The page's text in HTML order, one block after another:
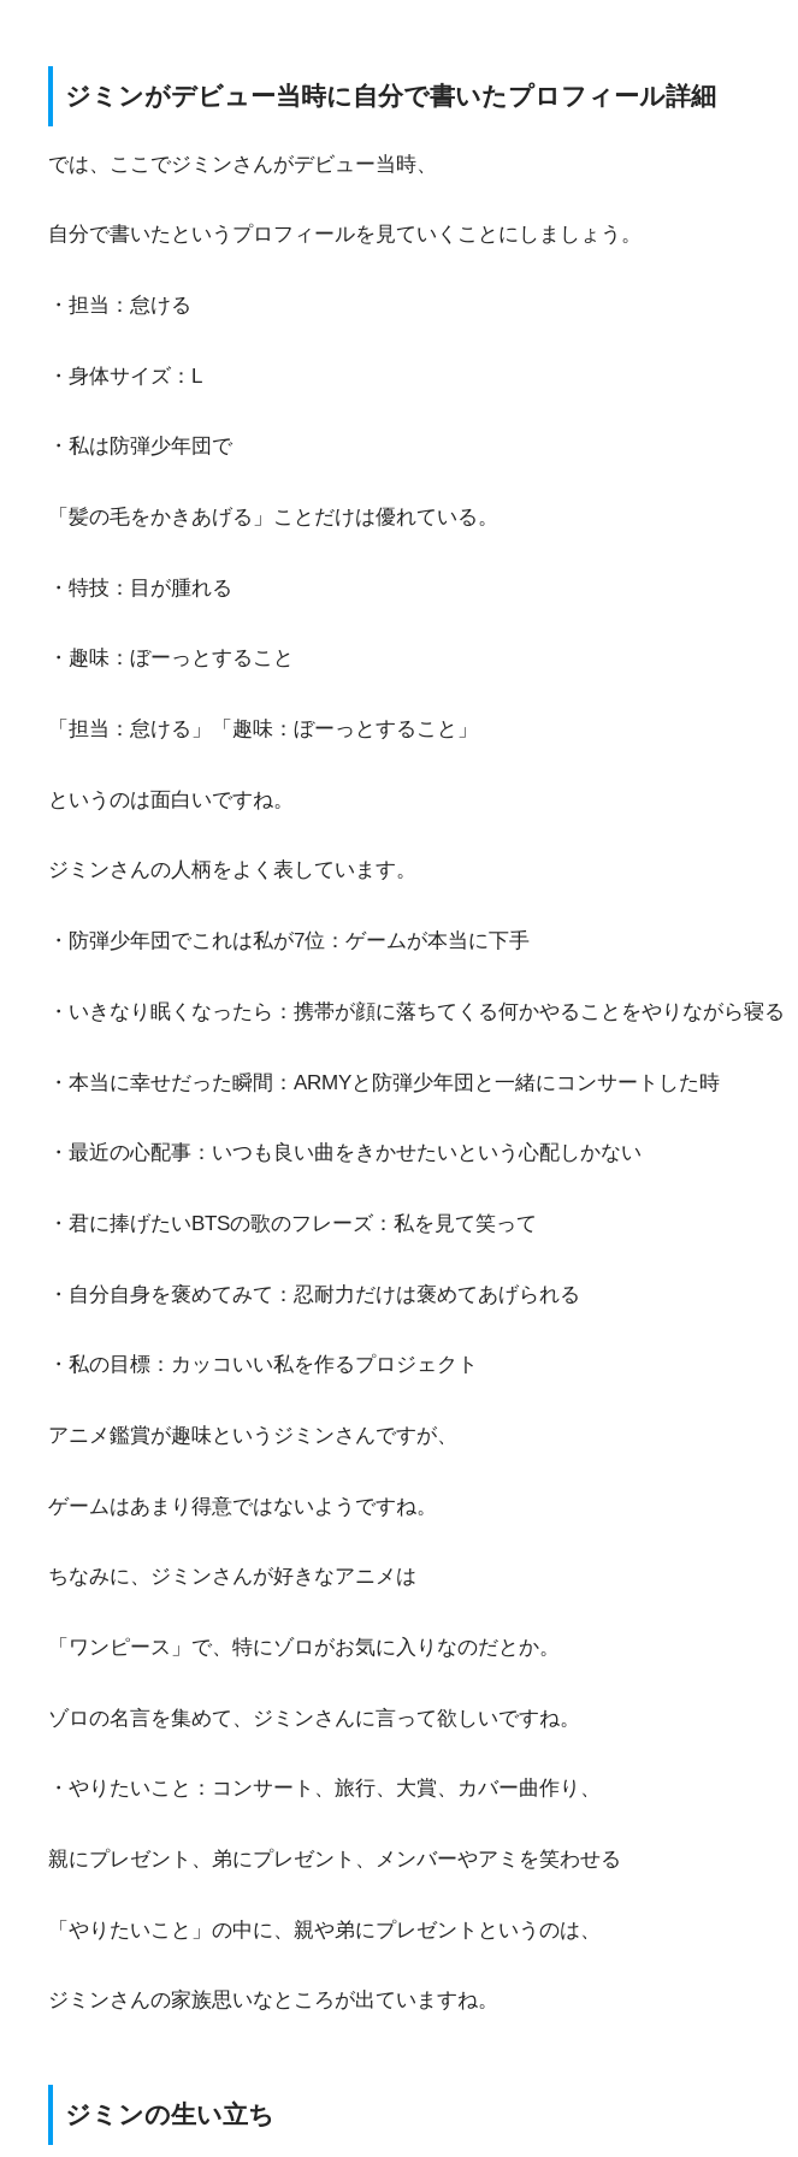
ジミンがデビュー当時に自分で書いたプロフィール詳細
では、ここでジミンさんがデビュー当時、
自分で書いたというプロフィールを見ていくことにしましょう。
・担当：怠ける
・身体サイズ：L
・私は防弾少年団で
「髪の毛をかきあげる」ことだけは優れている。
・特技：目が腫れる
・趣味：ぼーっとすること
「担当：怠ける」「趣味：ぼーっとすること」
というのは面白いですね。
ジミンさんの人柄をよく表しています。
・防弾少年団でこれは私が7位：ゲームが本当に下手
・いきなり眠くなったら：携帯が顔に落ちてくる何かやることをやりながら寝る
・本当に幸せだった瞬間：ARMYと防弾少年団と一緒にコンサートした時
・最近の心配事：いつも良い曲をきかせたいという心配しかない
・君に捧げたいBTSの歌のフレーズ：私を見て笑って
・自分自身を褒めてみて：忍耐力だけは褒めてあげられる
・私の目標：カッコいい私を作るプロジェクト
アニメ鑑賞が趣味というジミンさんですが、
ゲームはあまり得意ではないようですね。
ちなみに、ジミンさんが好きなアニメは
「ワンピース」で、特にゾロがお気に入りなのだとか。
ゾロの名言を集めて、ジミンさんに言って欲しいですね。
・やりたいこと：コンサート、旅行、大賞、カバー曲作り、
親にプレゼント、弟にプレゼント、メンバーやアミを笑わせる
「やりたいこと」の中に、親や弟にプレゼントというのは、
ジミンさんの家族思いなところが出ていますね。
ジミンの生い立ち